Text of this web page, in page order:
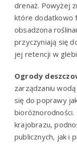
drenaż. Powyżej
które dodatkowo
obsadzona
przyczyniają się
jej retencji w
Ogrody
zarządzaniu
się do poprawy
krajobrazu,
publicznych, jak i